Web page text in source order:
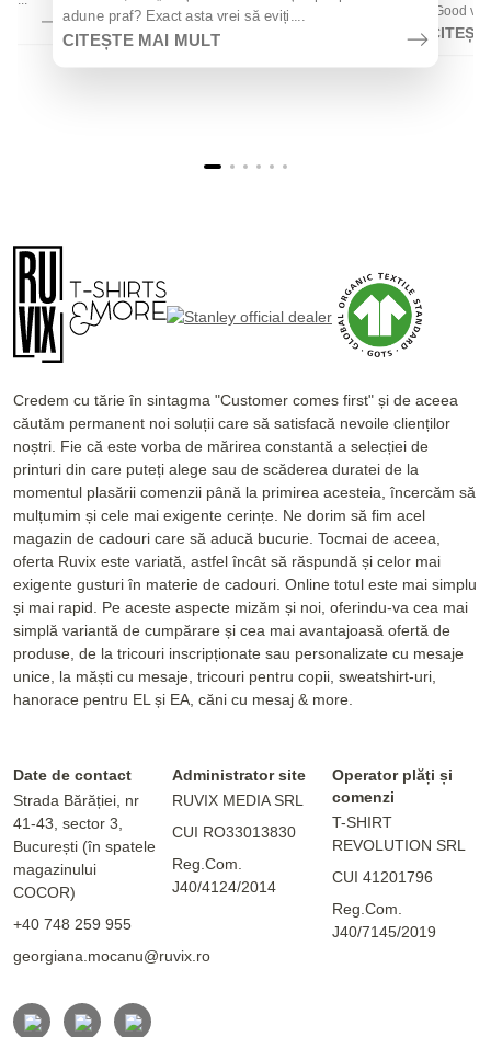
adune praf? Exact asta vrei să eviți....
CITEȘTE MAI MULT
„Good
Credem cu tărie în sintagma "Customer comes first" și de aceea
căutăm permanent noi soluții care să satisfacă nevoile clienților
noștri. Fie că este vorba de mărirea constantă a selecției de
printuri din care puteți alege sau de scăderea duratei de la
momentul plasării comenzii până la primirea acesteia, încercăm să
mulțumim și cele mai exigente cerințe. Ne dorim să fim acel
magazin de cadouri care să aducă bucurie. Tocmai de aceea,
oferta Ruvix este variată, astfel încât să răspundă și celor mai
exigente gusturi în materie de cadouri. Online totul este mai simplu
și mai rapid. Pe aceste aspecte mizăm și noi, oferindu-va cea mai
simplă variantă de cumpărare și cea mai avantajoasă ofertă de
produse, de la tricouri inscripționate sau personalizate cu mesaje
unice, la măști cu mesaje, tricouri pentru copii, sweatshirt-uri,
hanorace pentru EL și EA, căni cu mesaj & more.
Date de contact
Strada Bărăției, nr
41-43, sector 3,
București (în spatele
magazinului
COCOR)
+40 748 259 955
georgiana.mocanu@ruvix.ro
Administrator site
RUVIX MEDIA SRL
CUI RO33013830
Reg.Com.
J40/4124/2014
Operator plăți și
comenzi
T-SHIRT
REVOLUTION SRL
CUI 41201796
Reg.Com.
J40/7145/2019